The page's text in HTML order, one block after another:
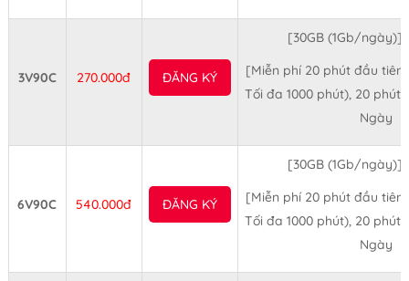
3V90C 270.000đ ĐĂNG KÝ
[30GB (1Gb/ngày)]
[Miễn phí 20 phút đầu
Tối đa 1000 phút), 20
Ngày
6V90C 540.000đ ĐĂNG KÝ
[30GB (1Gb/ngày)]
[Miễn phí 20 phút đầu
Tối đa 1000 phút), 20
Ngày